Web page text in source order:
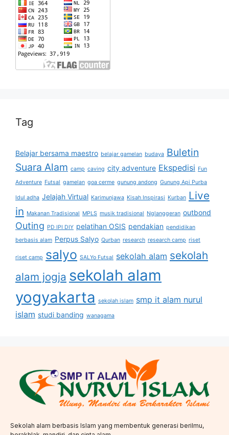
Tag
Belajar bersama maestro belajar gamelan budaya Buletin
Suara Alam camp caving city adventure Ekspedisi Fun
Adventure Futsal gamelan goa cerme gunung andong Gunung Api Purba
Idul adha Jelajah Virtual Karimunjawa Kisah Inspirasi Kurban Live
in Makanan Tradisional MPLS musik tradisional Nglanggeran outbond
Outing PD IPI DIY pelatihan OSIS pendakian pendidikan
berbasis alam Perpus Salyo Qurban research research camp riset
riset camp salyo SALYo Futsal sekolah alam sekolah
alam jogja sekolah alam
yogyakarta sekolah islam smp it alam nurul
islam studi banding wanagama
Sekolah alam berbasis Islam yang membentuk generasi berilmu,